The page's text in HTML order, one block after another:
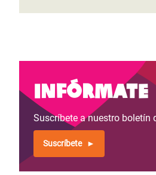
Infórmate
Suscríbete a nuestro boletín
Suscríbete